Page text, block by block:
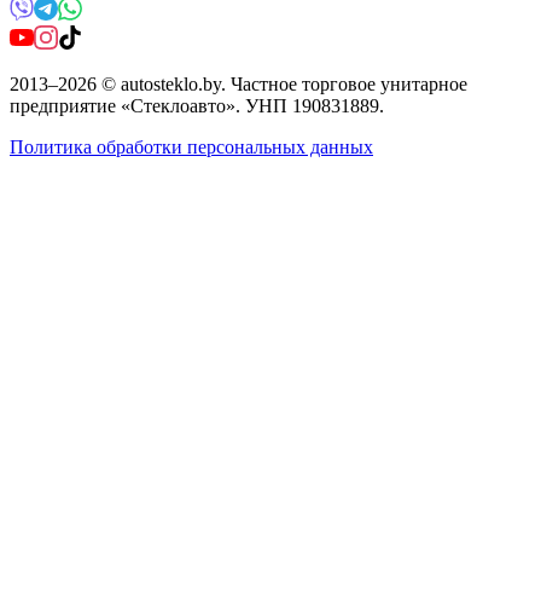
2013–2026 © autosteklo.by. Частное торговое унитарное
предприятие «Стеклоавто». УНП 190831889.
Политика обработки персональных данных